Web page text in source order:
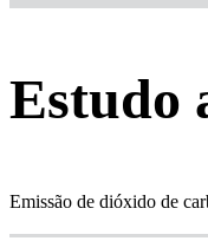
Estudo
Emissão de dióxido de